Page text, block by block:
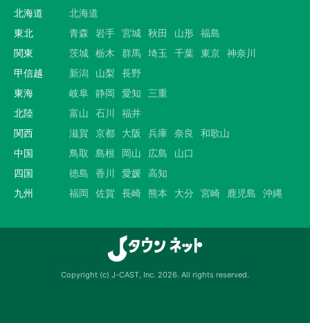
北海道
北海道
東北
青森 岩手 宮城 秋田 山形 福島
関東
茨城 栃木 群馬 埼玉 千葉 東京 神奈川
甲信越
新潟 山梨
長野
東海
岐阜 静岡 愛知
三重
北陸
富山 石川
福井
関西
滋賀 京都 大阪 兵庫 奈良
和歌山
中国
鳥取 島根 岡山 広島
山口
四国
徳島 香川 愛媛 高知
九州
福岡 佐賀 長崎 熊本 大分 宮崎 鹿児島 沖縄
Copyright (c) J-CAST, Inc. 2026. All rights reserved.